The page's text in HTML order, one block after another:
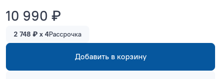
10 990 ₽
2 748 ₽ x 4Рассрочка
Добавить в корзину